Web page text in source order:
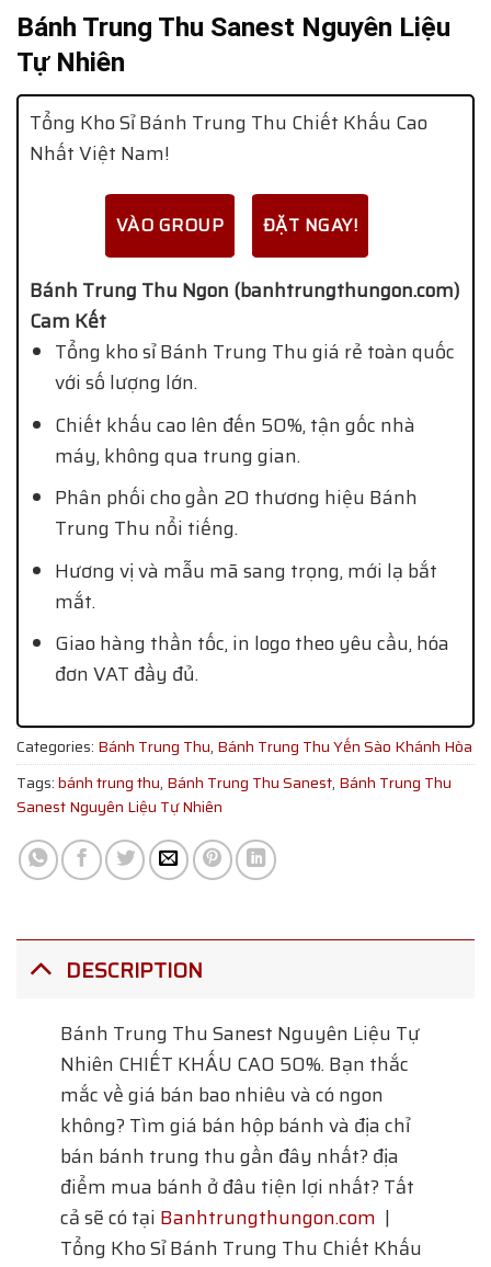
Bánh Trung Thu Sanest Nguyên Liệu
Tự Nhiên
Tổng Kho Sỉ Bánh Trung Thu Chiết Khấu Cao
Nhất Việt Nam!
VÀO GROUP ĐẶT NGAY!
Bánh Trung Thu Ngon (banhtrungthungon.com)
Cam Kết
Tổng kho sỉ Bánh Trung Thu giá rẻ toàn quốc
với số lượng lớn.
Chiết khấu cao lên đến 50%, tận gốc nhà
máy, không qua trung gian.
Phân phối cho gần 20 thương hiệu Bánh
Trung Thu nổi tiếng.
Hương vị và mẫu mã sang trọng, mới lạ bắt
mắt.
Giao hàng thần tốc, in logo theo yêu cầu, hóa
đơn VAT đầy đủ.
Categories: Bánh Trung Thu, Bánh Trung Thu Yến Sào Khánh Hòa
Tags:bánh trung thu, Bánh Trung Thu Sanest, Bánh Trung Thu
Sanest Nguyên Liệu Tự Nhiên
DESCRIPTION
Bánh Trung Thu Sanest Nguyên Liệu Tự
Nhiên CHIẾT KHẤU CAO 50%. Bạn thắc
mắc về giá bán bao nhiêu và có ngon
không? Tìm giá bán hộp bánh và địa chỉ
bán bánh trung thu gần đây nhất? địa
điểm mua bánh ở đâu tiện lợi nhất? Tất
cả sẽ có tại Banhtrungthungon.com |
Tổng Kho Sỉ Bánh Trung Thu Chiết Khấu